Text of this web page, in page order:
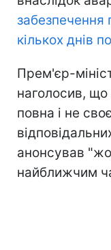
кількох днів
Прем'єр-
наголосив, що
повна і не
анонсував
найближчим